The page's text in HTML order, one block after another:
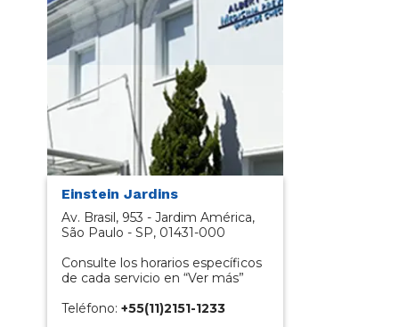
Einstein Jardins
Av. Brasil, 953 - Jardim América,
São Paulo - SP, 01431-000​
Consulte los horarios específicos
de cada servicio en “Ver más”
Teléfono​: +55(11)2151-1233​